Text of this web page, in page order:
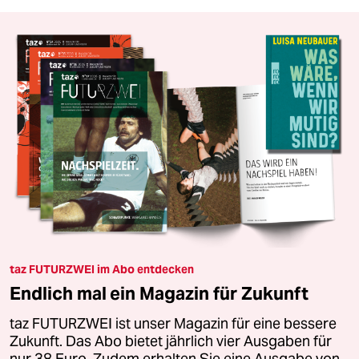
taz FUTURZWEI im Abo entdecken
Endlich mal ein Magazin für Zukunft
taz FUTURZWEI ist unser Magazin für eine bessere
Zukunft. Das Abo bietet jährlich vier Ausgaben für